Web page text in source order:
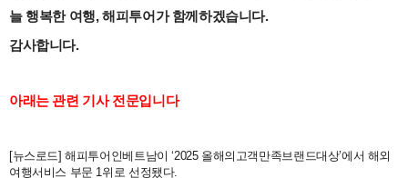
늘 행복한 여행, 해피투어가 함께하겠습니다.
감사합니다.
아래는 관련 기사 전문입니다
[뉴스로드] 해피투어인베트남이 ‘2025 올해의고객만족브랜드대상’에서 해외
여행서비스 부문 1위로 선정됐다.